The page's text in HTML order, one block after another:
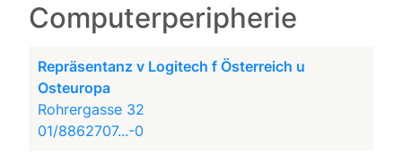
Computerperipherie
Repräsentanz v Logitech f Österreich u
Osteuropa
Rohrergasse 32
01/8862707...-0